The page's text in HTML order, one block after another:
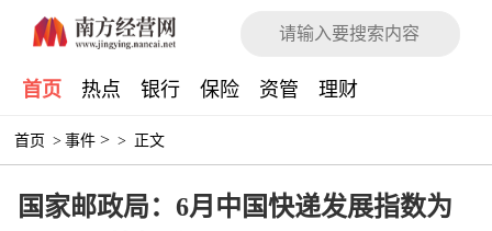
首页 热点 银行 保险 资管 理财
首页 > 事件 > > 正文
国家邮政局：6月中国快递发展指数为